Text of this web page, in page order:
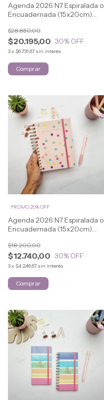
Agenda 2026 N7 Espiralada o
Encuadernada (15x20cm)
$20.195,00
$28.850,00
30% OFF
3x $6.731,67 sin interés
Comprar
Agenda 2026 N7 Espiralada o
Encuadernada (15x20cm)
$12.740,00
$18.200,00
30% OFF
3x $4.246,67 sin interés
PROMO 20% OFF
Comprar